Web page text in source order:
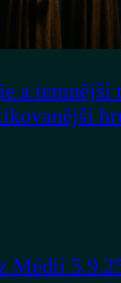
a temnější
Médií